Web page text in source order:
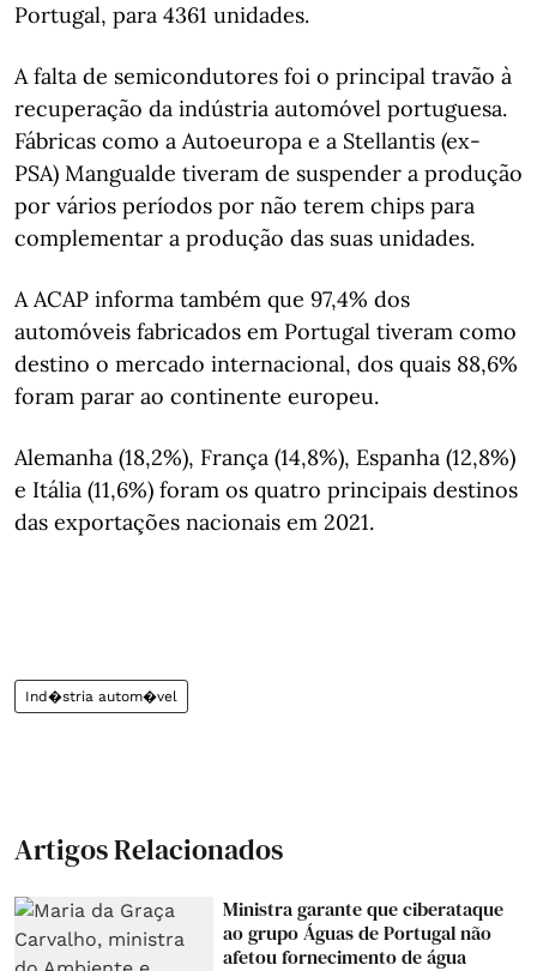
Portugal, para 4361 unidades.
A falta de semicondutores foi o principal travão à
recuperação da indústria automóvel portuguesa.
Fábricas como a Autoeuropa e a Stellantis (ex-
PSA) Mangualde tiveram de suspender a produção
por vários períodos por não terem chips para
complementar a produção das suas unidades.
A ACAP informa também que 97,4% dos
automóveis fabricados em Portugal tiveram como
destino o mercado internacional, dos quais 88,6%
foram parar ao continente europeu.
Alemanha (18,2%), França (14,8%), Espanha (12,8%)
e Itália (11,6%) foram os quatro principais destinos
das exportações nacionais em 2021.
Ind�stria autom�vel
Artigos Relacionados
Ministra garante que ciberataque
ao grupo Águas de Portugal não
afetou fornecimento de água